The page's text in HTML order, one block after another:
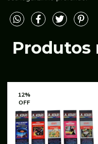
Produtos
12%
OFF